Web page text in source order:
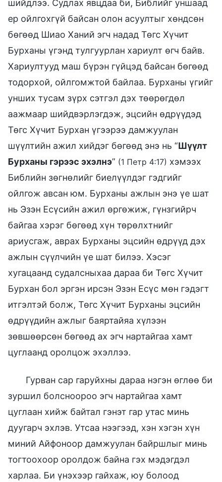
шийдлээ. Судлах явцдаа би, Библийг уншаад
ер ойлгохгүй байсан олон асуултыг хөндсөн
бөгөөд Шиао Ханий эгч надад Төгс Хүчит
Бурханы үгэнд тулгуурлан хариулт өгч байв.
Хариултууд маш бүрэн гүйцэд байсан бөгөөд
тодорхой, ойлгомжтой байлаа. Бурханы үгийг
унших тусам зүрх сэтгэл дэх төөрөгдөл
аажмаар шийдвэрлэгдэж, эцсийн өдрүүдэд
Төгс Хүчит Бурхан үгээрээ дамжуулан
шүүлтийн ажил хийдэг бөгөөд энэ нь “Шүүлт
Бурханы гэрээс эхэлнэ” (1 Петр 4:17) хэмээх
Библийн зөгнөлийг биелүүлдэг гэдгийг
ойлгож авсан юм. Бурханы ажлын энэ үе шат
нь Эзэн Есүсийн ажил өргөжиж, гүнзгийрч
байгаа хэрэг бөгөөд хүн төрөлхтнийг
ариусгаж, аврах Бурханы эцсийн өдрүүд дэх
ажлын сүүлчийн үе шат билээ. Хэсэг
хугацаанд судалсныхаа дараа би Төгс Хүчит
Бурхан бол эргэн ирсэн Эзэн Есүс мөн гэдэгт
итгэлтэй болж, Төгс Хүчит Бурханы эцсийн
өдрүүдийн ажлыг баяртайяа хүлээн
зөвшөөрсөн бөгөөд ах эгч нартайгаа хамт
цуглаанд оролцож эхэллээ.
Гурван сар гаруйхны дараа нэгэн өглөө би
зуршил болсноороо эгч нартайгаа хамт
цуглаан хийж байтал гэнэт гар утас минь
дуугарч эхлэв. Утсаа нээгээд, хэн хэгэн хүн
миний Айфоноор дамжуулан байршлыг минь
тогтоохоор оролдож байна гэх мэдэгдэл
харлаа. Би үнэхээр гайхаж, юу болоод